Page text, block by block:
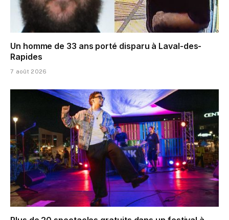
Un homme de 33 ans porté disparu à Laval-des-
Rapides
7 août 2026